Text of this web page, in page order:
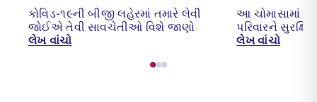
કોવિડ-૧૯ની બીજી લહેરમાં તમારે લેવી
જોઈએ તેવી સાવચેતીઓ વિશે જાણો
લેખ વાંચો
આ ચોમાસામાં
પરિવારને
લેખ વાંચો